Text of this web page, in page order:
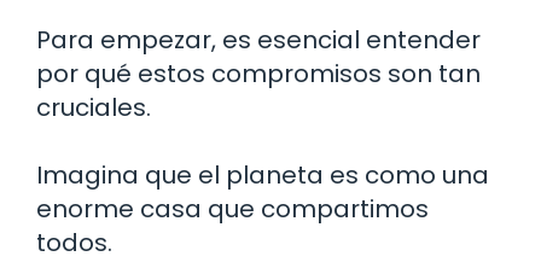
Para empezar, es esencial entender
por qué estos compromisos son tan
cruciales.
Imagina que el planeta es como una
enorme casa que compartimos
todos.